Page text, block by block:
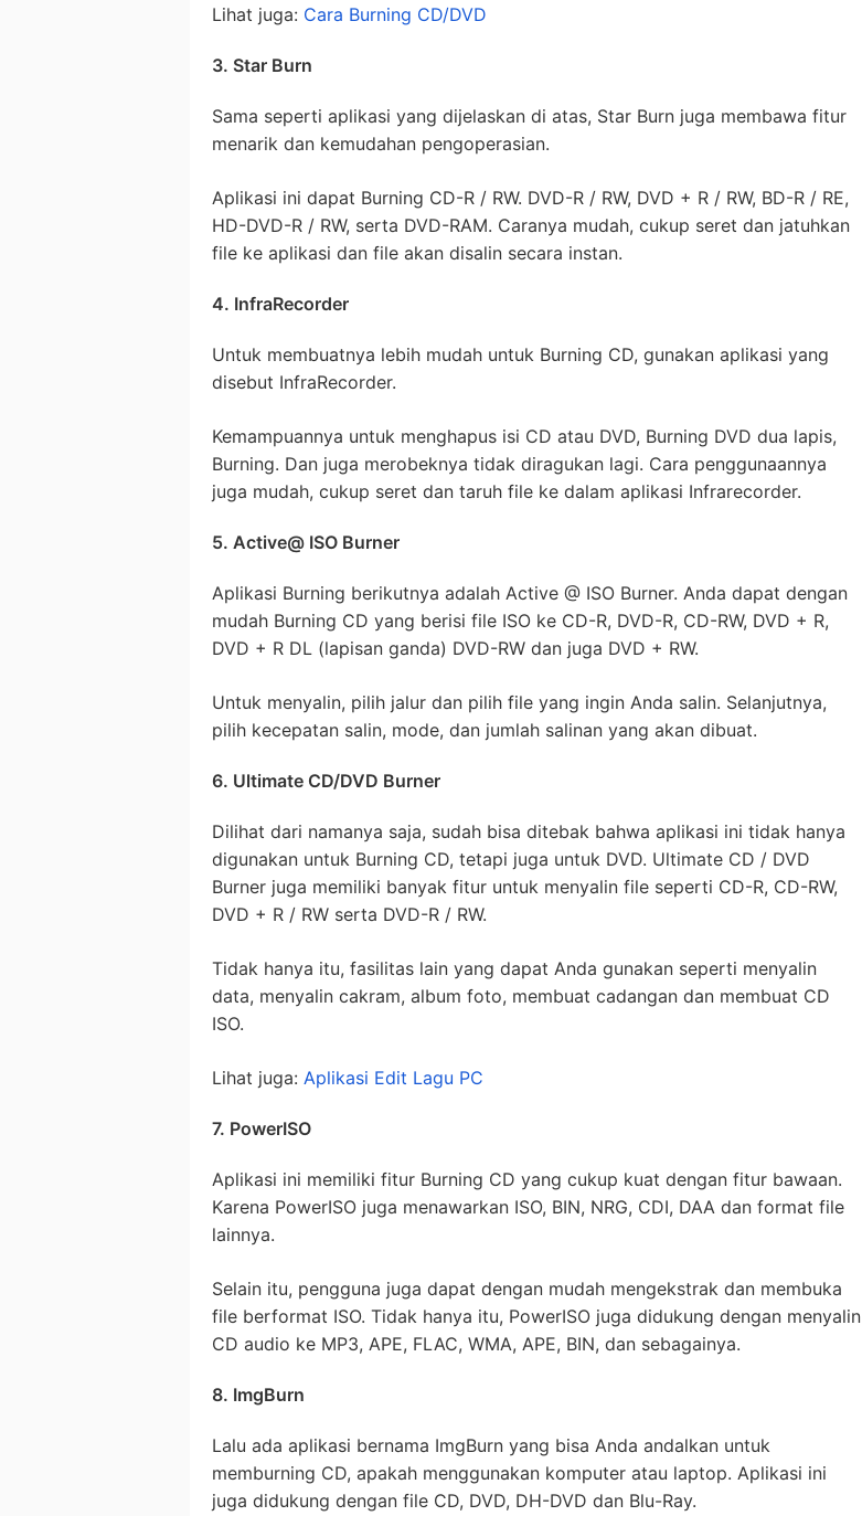
Lihat juga: Cara Burning CD/DVD
3. Star Burn
Sama seperti aplikasi yang dijelaskan di atas, Star Burn juga membawa fitur
menarik dan kemudahan pengoperasian.
Aplikasi ini dapat Burning CD-R / RW. DVD-R / RW, DVD + R / RW, BD-R / RE,
HD-DVD-R / RW, serta DVD-RAM. Caranya mudah, cukup seret dan jatuhkan
file ke aplikasi dan file akan disalin secara instan.
4. InfraRecorder
Untuk membuatnya lebih mudah untuk Burning CD, gunakan aplikasi yang
disebut InfraRecorder.
Kemampuannya untuk menghapus isi CD atau DVD, Burning DVD dua lapis,
Burning. Dan juga merobeknya tidak diragukan lagi. Cara penggunaannya
juga mudah, cukup seret dan taruh file ke dalam aplikasi Infrarecorder.
5. Active@ ISO Burner
Aplikasi Burning berikutnya adalah Active @ ISO Burner. Anda dapat dengan
mudah Burning CD yang berisi file ISO ke CD-R, DVD-R, CD-RW, DVD + R,
DVD + R DL (lapisan ganda) DVD-RW dan juga DVD + RW.
Untuk menyalin, pilih jalur dan pilih file yang ingin Anda salin. Selanjutnya,
pilih kecepatan salin, mode, dan jumlah salinan yang akan dibuat.
6. Ultimate CD/DVD Burner
Dilihat dari namanya saja, sudah bisa ditebak bahwa aplikasi ini tidak hanya
digunakan untuk Burning CD, tetapi juga untuk DVD. Ultimate CD / DVD
Burner juga memiliki banyak fitur untuk menyalin file seperti CD-R, CD-RW,
DVD + R / RW serta DVD-R / RW.
Tidak hanya itu, fasilitas lain yang dapat Anda gunakan seperti menyalin
data, menyalin cakram, album foto, membuat cadangan dan membuat CD
ISO.
Lihat juga: Aplikasi Edit Lagu PC
7. PowerISO
Aplikasi ini memiliki fitur Burning CD yang cukup kuat dengan fitur bawaan.
Karena PowerISO juga menawarkan ISO, BIN, NRG, CDI, DAA dan format file
lainnya.
Selain itu, pengguna juga dapat dengan mudah mengekstrak dan membuka
file berformat ISO. Tidak hanya itu, PowerISO juga didukung dengan menyalin
CD audio ke MP3, APE, FLAC, WMA, APE, BIN, dan sebagainya.
8. ImgBurn
Lalu ada aplikasi bernama ImgBurn yang bisa Anda andalkan untuk
memburning CD, apakah menggunakan komputer atau laptop. Aplikasi ini
juga didukung dengan file CD, DVD, DH-DVD dan Blu-Ray.